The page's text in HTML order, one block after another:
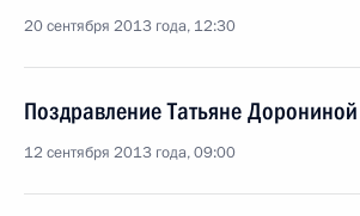
20 сентября 2013 года, 12:30
Поздравление Татьяне
12 сентября 2013 года, 09:00